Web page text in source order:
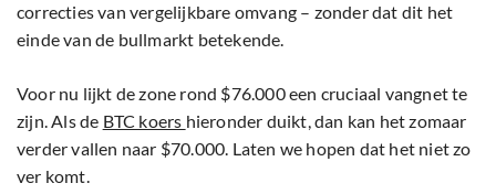
correcties van vergelijkbare omvang – zonder dat dit het
einde van de bullmarkt betekende.
Voor nu lijkt de zone rond $76.000 een cruciaal vangnet te
zijn. Als de BTC koers hieronder duikt, dan kan het zomaar
verder vallen naar $70.000. Laten we hopen dat het niet zo
ver komt.